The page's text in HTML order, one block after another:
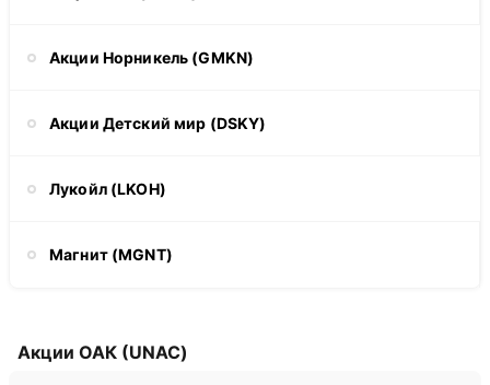
Акции Норникель (GMKN)
Акции Детский мир (DSKY)
Лукойл (LKOH)
Магнит (MGNT)
Акции ОАК (UNAC)